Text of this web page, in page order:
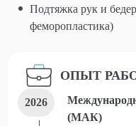
Подтяжка рук и
феморопластика)
ОПЫТ
2026
(МАК)